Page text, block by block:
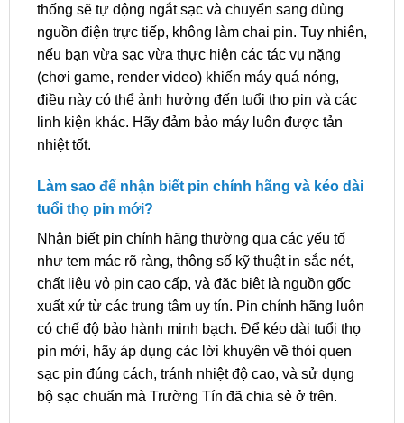
thống sẽ tự động ngắt sạc và chuyển sang dùng
nguồn điện trực tiếp, không làm chai pin. Tuy nhiên,
nếu bạn vừa sạc vừa thực hiện các tác vụ nặng
(chơi game, render video) khiến máy quá nóng,
điều này có thể ảnh hưởng đến tuổi thọ pin và các
linh kiện khác. Hãy đảm bảo máy luôn được tản
nhiệt tốt.
Làm sao để nhận biết pin chính hãng và kéo dài
tuổi thọ pin mới?
Nhận biết pin chính hãng thường qua các yếu tố
như tem mác rõ ràng, thông số kỹ thuật in sắc nét,
chất liệu vỏ pin cao cấp, và đặc biệt là nguồn gốc
xuất xứ từ các trung tâm uy tín. Pin chính hãng luôn
có chế độ bảo hành minh bạch. Để kéo dài tuổi thọ
pin mới, hãy áp dụng các lời khuyên về thói quen
sạc pin đúng cách, tránh nhiệt độ cao, và sử dụng
bộ sạc chuẩn mà Trường Tín đã chia sẻ ở trên.